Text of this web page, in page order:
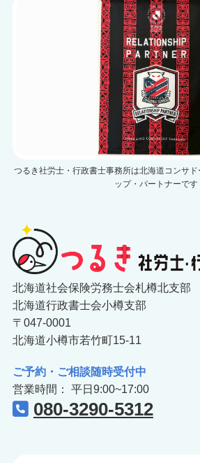
つるき社労士・行政書士事務所は北海道コンサ
ップ・パートナーです
北海道社会保険労務士会札樽北支部
北海道行政書士会小樽支部
〒047-0001
北海道小樽市若竹町15-11
ご予約・ご相談随時受付中
営業時間： 平日9:00~17:00
080-3290-5312